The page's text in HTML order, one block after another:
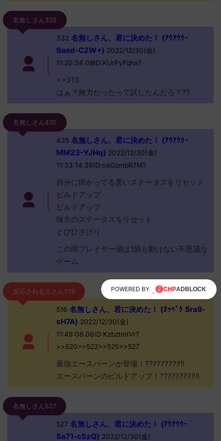
名無しさん332
332 名無しさん、君に決めた！ (ｱｳｱｳｳｰ
Saed-C2W+) 2022/12/30(金)
11:20:34.08ID:KUrPyFqha?
>>313
はぁ？無力だったって試したんだろ？??
名無しさん435
435名無しさん、君に決めた！ (ｱｳｱｳｸｰ
MM23-YJHq) 2022/12/30(金)
11:33:14.39ID:oaGzmbR7M?
自分に掛かってる悪いステータスをリセット
ビルドアップ
ビルドアップ
味方のステータスをリセット
とびひざげり
この間プレイヤー側は1回も動けない不思議な
ゲーム
反応される人さん516
516 名無しさん、君に決めた！ (ｵｯﾍﾟｹ Sra9-
sH7A) 2022/12/30(金)
11:49:08.06ID:KzbztmIVr?
>>520>>522>>525>>527
最強エースバーンが登場！??ｱｱｱｱｱｱｱ!!
エースバーンのビルドアップ！??ｱｱｱｱｱｱｱ!!
名無しさん527
527 名無しさん、君に決めた！ (ｱｳｱｳｳｰ
Sa71-cSzQ) 2022/12/30(金)
POWERED BY